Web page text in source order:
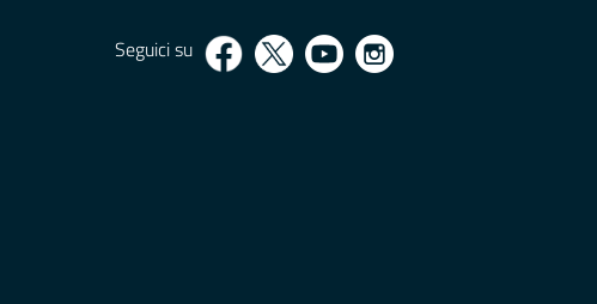
Seguici su